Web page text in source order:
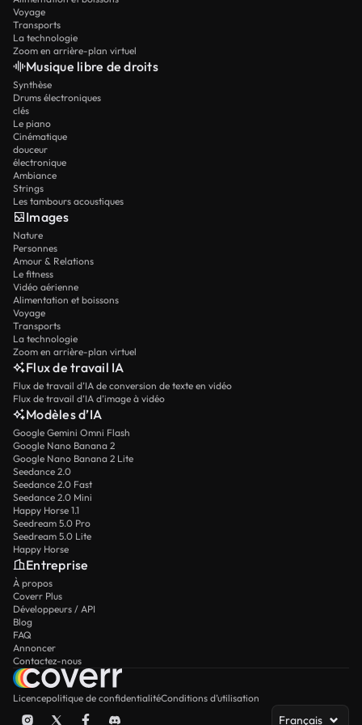
Voyage
Transports
La technologie
Zoom en arrière-plan virtuel
Musique libre de droits
Synthèse
Drums électroniques
clés
Le piano
Cinématique
douceur
électronique
Ambiance
Strings
Les tambours acoustiques
Images
Nature
Personnes
Amour & Relations
Le fitness
Vidéo aérienne
Alimentation et boissons
Voyage
Transports
La technologie
Zoom en arrière-plan virtuel
Flux de travail IA
Flux de travail d’IA de conversion de texte en vidéo
Flux de travail d’IA d’image à vidéo
Modèles d’IA
Google Gemini Omni Flash
Google Nano Banana 2
Google Nano Banana 2 Lite
Seedance 2.0
Seedance 2.0 Fast
Seedance 2.0 Mini
Happy Horse 1.1
Seedream 5.0 Pro
Seedream 5.0 Lite
Happy Horse
Entreprise
À propos
Coverr Plus
Développeurs / API
Blog
FAQ
Annoncer
Contactez-nous
Licencepolitique de confidentialitéConditions d’utilisation
Français